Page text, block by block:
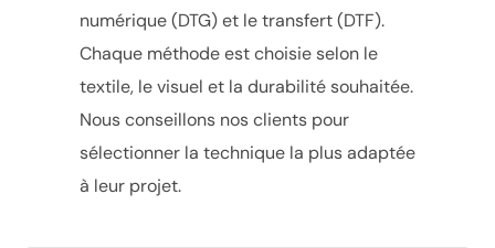
numérique (DTG) et le transfert (DTF).
Chaque méthode est choisie selon le
textile, le visuel et la durabilité souhaitée.
Nous conseillons nos clients pour
sélectionner la technique la plus adaptée
à leur projet.